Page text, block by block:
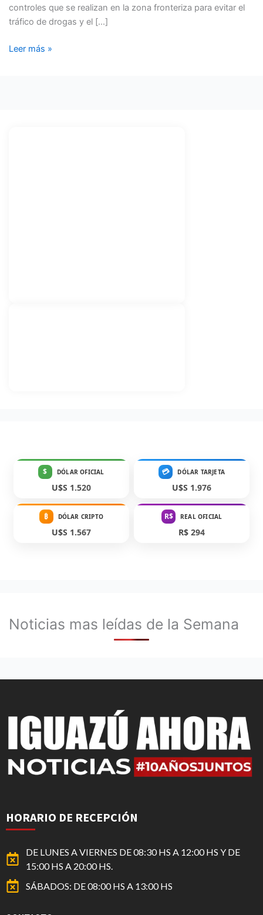
controles que se realizan en la zona fronteriza para evitar el
tráfico de drogas y el […]
KILOS
MARIHUANA
Leer más »
$ DÓLAR OFICIAL
U$S 1.520
💳 DÓLAR TARJETA
U$S 1.976
₿ DÓLAR CRIPTO
U$S 1.567
R$ REAL OFICIAL
R$ 294
Noticias mas leídas de la Semana
HORARIO DE RECEPCIÓN
DE LUNES A VIERNES DE 08:30 HS A 12:00 HS Y DE
15:00 HS A 20:00 HS.
SÁBADOS: DE 08:00 HS A 13:00 HS